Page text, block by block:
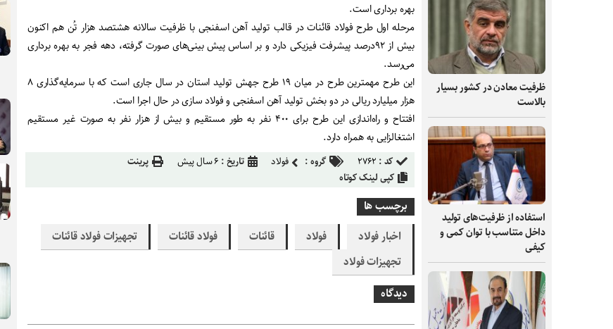
ظرفیت‌ معادن در کشور بسیار
بالاست
استفاده از ظرفیت‌های تولید
داخل متناسب با توان کمی و
کیفی
بهره برداری است.
مرحله اول طرح فولاد قائنات در قالب تولید آهن اسفنجی با ظرفیت سالانه هشتصد هزار تُن هم اکنون
بیش از ۹۲درصد پیشرفت فیزیکی دارد و بر اساس پیش بینی‌های صورت گرفته، دهه فجر به بهره برداری
می‌رسد.
این طرح مهمترین طرح در میان ۱۹ طرح جهش تولید استان در سال جاری است که با سرمایه‌گذاری ۸
هزار میلیارد ریالی در دو بخش تولید آهن اسفنجی و فولاد سازی در حال اجرا است.
افتتاح و راه‌اندازی این طرح برای ۴۰۰ نفر به طور مستقیم و بیش از هزار نفر به صورت غیر مستقیم
اشتغالزایی به همراه دارد.
کد : ۲۷۶۲ گروه : فولاد تاریخ : ۶ سال پیش
پرینت
کپی لینک کوتاه
برچسب ها
اخبار فولاد
فولاد قائنات فولاد قائنات
تجهیزات فولاد قائنات
تجهیزات فولاد
دیدگاه